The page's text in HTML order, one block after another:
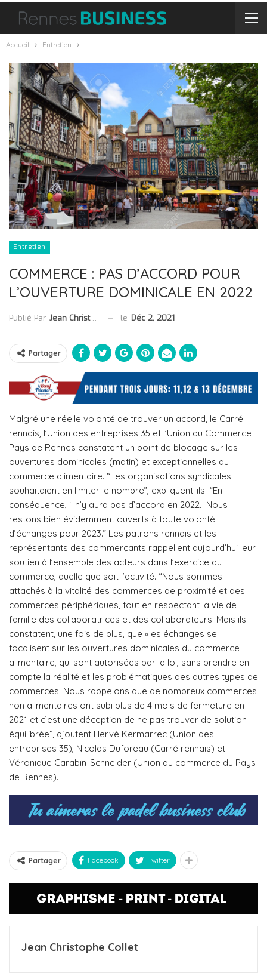
Accueil Entretien
Entretien
COMMERCE : PAS D’ACCORD POUR
L’OUVERTURE DOMINICALE EN 2022
Publié Par Jean Christophe Collet le Déc 2, 2021
Partager
Malgré une réelle volonté de trouver un accord, le Carré
rennais, l’Union des entreprises 35 et l’Union du Commerce
Pays de Rennes constatent un point de blocage sur les
ouvertures dominicales (matin) et exceptionnelles du
commerce alimentaire. “Les organisations syndicales
souhaitaient en limiter le nombre”, expliquent-ils. “En
conséquence, il n’y aura pas d’accord en 2022. Nous
restons bien évidemment ouverts à toute volonté
d’échanges pour 2023.” Les patrons rennais et les
représentants des commerçants rappellent aujourd’hui leur
soutien à l’ensemble des acteurs dans l’exercice du
commerce, quelle que soit l’activité. “Nous sommes
attachés à la vitalité des commerces de proximité et des
commerces périphériques, tout en respectant la vie de
famille des collaboratrices et des collaborateurs. Mais ils
constatent, une fois de plus, que «les échanges se
focalisent sur les ouvertures dominicales du commerce
alimentaire, qui sont autorisées par la loi, sans prendre en
compte la réalité et les problématiques des autres types de
commerces. Nous rappelons que de nombreux commerces
non alimentaires ont subi plus de 4 mois de fermeture en
2021 et c’est une déception de ne pas trouver de solution
équilibrée”, ajoutent Hervé Kermarrec (Union des
entreprises 35), Nicolas Duforeau (Carré rennais) et
Véronique Carabin-Schneider (Union du commerce du Pays
de Rennes).
Partager Facebook Twitter
Jean Christophe Collet